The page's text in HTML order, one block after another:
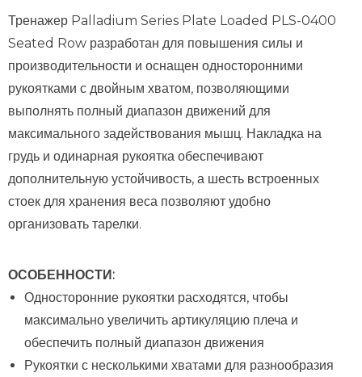
Тренажер Palladium Series Plate Loaded PLS-0400
Seated Row разработан для повышения силы и
производительности и оснащен односторонними
рукоятками с двойным хватом, позволяющими
выполнять полный диапазон движений для
максимального задействования мышц. Накладка на
грудь и одинарная рукоятка обеспечивают
дополнительную устойчивость, а шесть встроенных
стоек для хранения веса позволяют удобно
организовать тарелки.
ОСОБЕННОСТИ:
Односторонние рукоятки расходятся, чтобы
максимально увеличить артикуляцию плеча и
обеспечить полный диапазон движения
Рукоятки с несколькими хватами для разнообразия